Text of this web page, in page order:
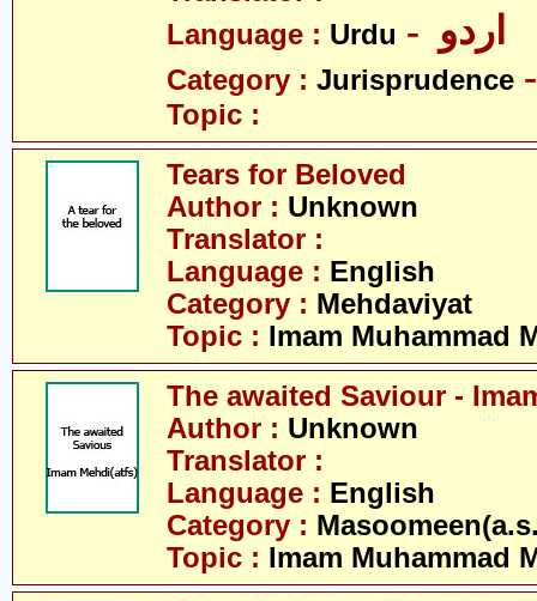
Language : Urdu
Category : Jurisprudence
Topic :
Tears for Beloved
Author : Unknown
Translator :
Language : English
Category : Mehdaviyat
Topic : Imam Muhammad
The awaited Saviour -
Author : Unknown
Translator :
Language : English
Category :
Topic : Imam Muhammad